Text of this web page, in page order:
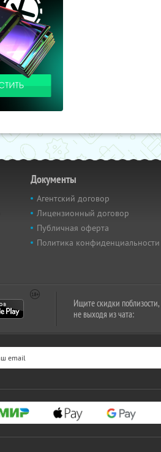
Документы
Агентский договор
Лицензионный договор
Публичная оферта
Политика конфиденциальности
Ищите скидки поблизости,
не выходя из чата: